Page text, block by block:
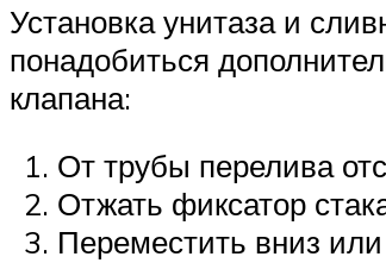
Установка унитаза и
понадобиться
клапана:
От трубы перелива
Отжать фиксатор
Переместить вниз или